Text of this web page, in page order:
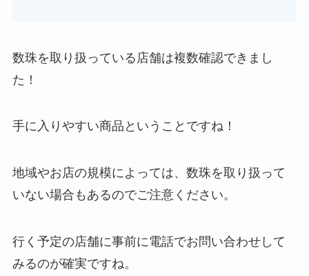
コンビニやスーパー！
数珠を取り扱っている店舗は複数確認できまし
た！
手に入りやすい商品ということですね！
地域やお店の規模によっては、数珠を取り扱って
いない場合もあるのでご注意ください。
行く予定の店舗に事前に電話でお問い合わせして
みるのが確実ですね。